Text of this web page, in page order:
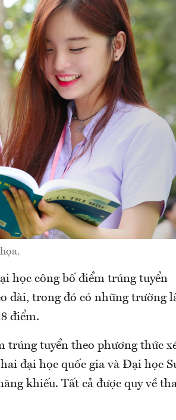
học công bố điểm trúng tuyển
dài, trong đó có những trường
điểm.
trúng tuyển theo phương thức
đại học quốc gia và Đại học
khiếu. Tất cả được quy về